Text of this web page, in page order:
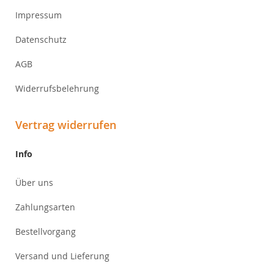
Impressum
Datenschutz
AGB
Widerrufsbelehrung
Vertrag widerrufen
Info
Über uns
Zahlungsarten
Bestellvorgang
Versand und Lieferung